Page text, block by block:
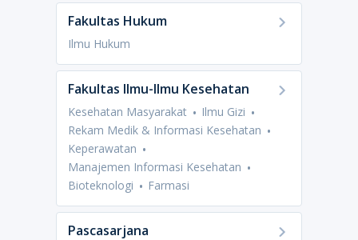
Fakultas Hukum
Ilmu Hukum
Fakultas Ilmu-Ilmu Kesehatan
Kesehatan Masyarakat
Ilmu Gizi
Rekam Medik & Informasi Kesehatan
Keperawatan
Manajemen Informasi Kesehatan
Bioteknologi
Farmasi
Pascasarjana